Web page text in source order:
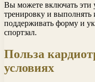
Вы можете включать
тренировку и
поддерживать форму и
спортзал.
Польза
условиях